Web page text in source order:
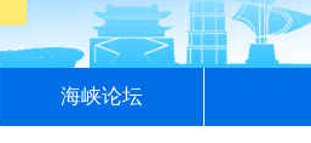
海峡论坛